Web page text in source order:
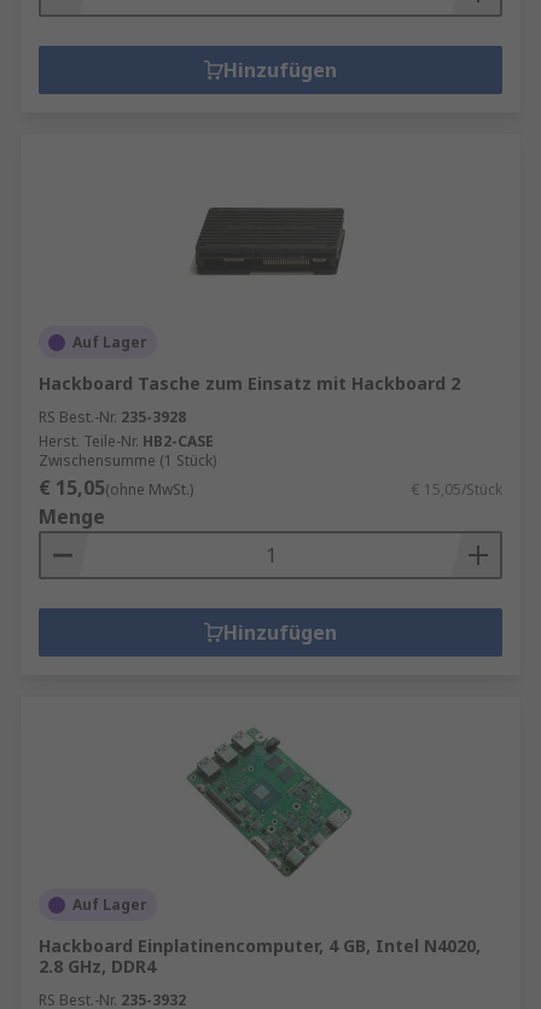
Hinzufügen
Auf Lager
Hackboard Tasche zum Einsatz mit Hackboard 2
RS Best.-Nr. 235-3928
Herst. Teile-Nr. HB2-CASE
Zwischensumme (1 Stück)
€ 15,05(ohne MwSt.) € 15,05/Stück
Menge
Hinzufügen
Auf Lager
Hackboard Einplatinencomputer, 4 GB, Intel N4020,
2.8 GHz, DDR4
RS Best.-Nr. 235-3932